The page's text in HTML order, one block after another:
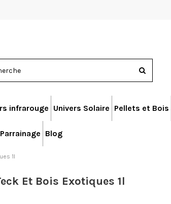
infrarouge Univers Solaire Pellets et Bois
Blog
1l
Et Bois Exotiques 1l